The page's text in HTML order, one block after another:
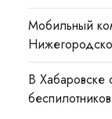
Мобильный
В Хабаровске
беспилотников